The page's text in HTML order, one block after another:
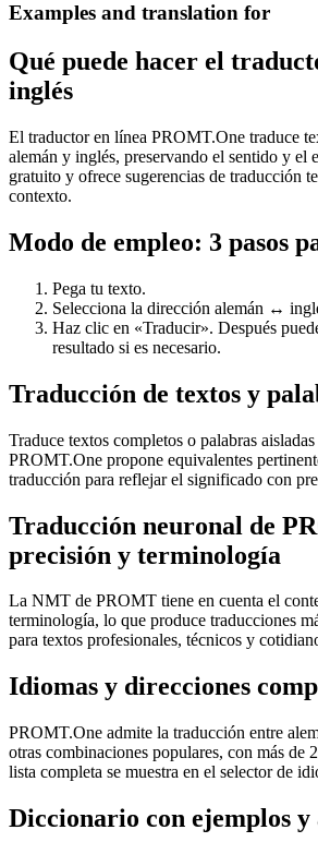
Examples and translation for
Qué puede hacer el
inglés
El traductor en línea PROMT.One traduce
alemán y inglés, preservando el sentido y el
gratuito y ofrece sugerencias de traducción
contexto.
Modo de empleo: 3 pasos
Pega tu texto.
Selecciona la dirección alemán ↔
Haz clic en «Traducir». Después
resultado si es necesario.
Traducción de textos y
Traduce textos completos o palabras
PROMT.One propone equivalentes
traducción para reflejar el significado con
Traducción neuronal de
precisión y terminología
La NMT de PROMT tiene en cuenta el
terminología, lo que produce traducciones
para textos profesionales, técnicos y
Idiomas y direcciones
PROMT.One admite la traducción entre
otras combinaciones populares, con más de
lista completa se muestra en el selector de
Diccionario con ejemplos y